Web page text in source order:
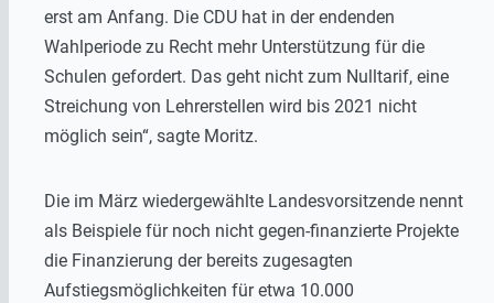
erst am Anfang. Die CDU hat in der endenden
Wahlperiode zu Recht mehr Unterstützung für die
Schulen gefordert. Das geht nicht zum Nulltarif, eine
Streichung von Lehrerstellen wird bis 2021 nicht
möglich sein“, sagte Moritz.
Die im März wiedergewählte Landesvorsitzende nennt
als Beispiele für noch nicht gegen-finanzierte Projekte
die Finanzierung der bereits zugesagten
Aufstiegsmöglichkeiten für etwa 10.000